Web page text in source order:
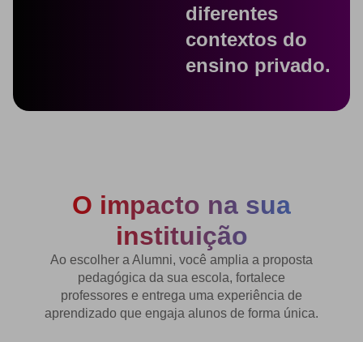
diferentes
contextos do
ensino privado.
O impacto na sua
instituição
Ao escolher a Alumni, você amplia a proposta
pedagógica da sua escola, fortalece
professores e entrega uma experiência de
aprendizado que engaja alunos de forma única.